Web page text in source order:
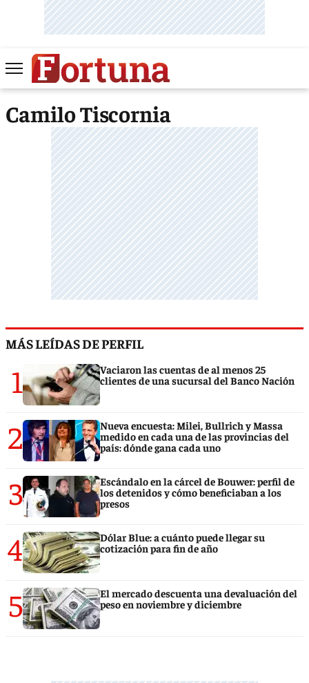
Camilo Tiscornia
MÁS LEÍDAS DE PERFIL
1
Vaciaron las cuentas de al menos 25
clientes de una sucursal del Banco Nación
2
Nueva encuesta: Milei, Bullrich y Massa
medido en cada una de las provincias del
país: dónde gana cada uno
3
Escándalo en la cárcel de Bouwer: perfil de
los detenidos y cómo beneficiaban a los
presos
4
Dólar Blue: a cuánto puede llegar su
cotización para fin de año
5
El mercado descuenta una devaluación del
peso en noviembre y diciembre